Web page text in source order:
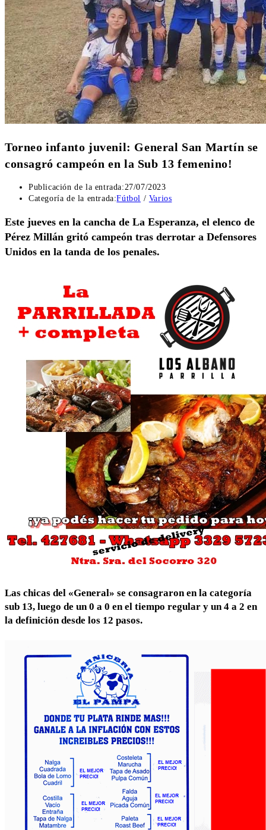
Torneo infanto juvenil: General San Martín se
consagró campeón en la Sub 13 femenino!
Publicación de la entrada:27/07/2023
Categoría de la entrada:Fútbol / Varios
Este jueves en la cancha de La Esperanza, el elenco de
Pérez Millán gritó campeón tras derrotar a Defensores
Unidos en la tanda de los penales.
Las chicas del «General» se consagraron en la categoría
sub 13, luego de un 0 a 0 en el tiempo regular y un 4 a 2 en
la definición desde los 12 pasos.